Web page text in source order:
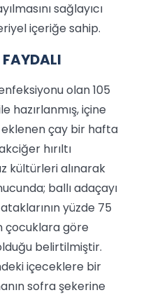
sağlayıcı
içeriğe sahip.
olan 105
hazırlanmış, içine
eklenen çay bir hafta
hırıltı
kültürleri alınarak
ballı adaçayı
yüzde 75
çocuklara göre
belirtilmiştir.
içeceklere bir
sofra şekerine